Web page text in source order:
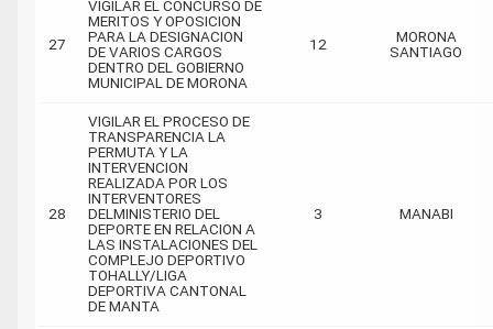
27
VIGILAR EL CONCURSO DE
MERITOS Y OPOSICION
PARA LA DESIGNACION
DE VARIOS CARGOS
DENTRO DEL GOBIERNO
MUNICIPAL DE MORONA
12
MORONA
SANTIAGO
28
VIGILAR EL PROCESO DE
TRANSPARENCIA LA
PERMUTA Y LA
INTERVENCION
REALIZADA POR LOS
INTERVENTORES
DELMINISTERIO DEL
DEPORTE EN RELACION A
LAS INSTALACIONES DEL
COMPLEJO DEPORTIVO
TOHALLY/LIGA
DEPORTIVA CANTONAL
DE MANTA
3 MANABI